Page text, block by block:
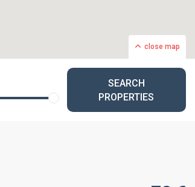
close map
SEARCH
PROPERTIES